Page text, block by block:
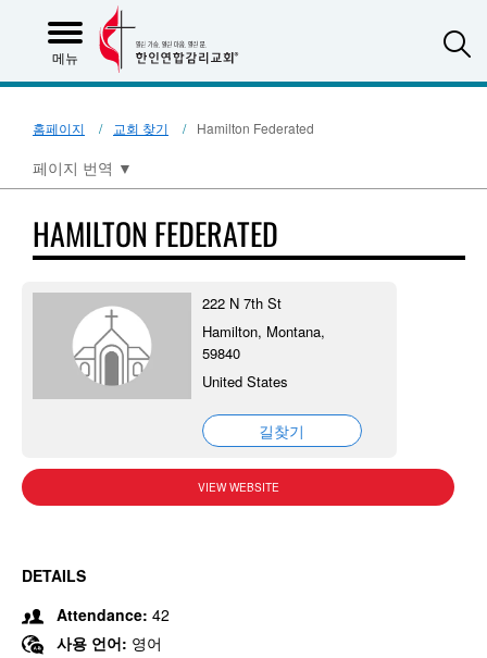
메뉴
홈페이지 교회 찾기 Hamilton Federated
페이지 번역 ▼
HAMILTON FEDERATED
222 N 7th St
Hamilton, Montana,
59840
United States
길찾기
VIEW WEBSITE
DETAILS
Attendance: 42
사용 언어: 영어